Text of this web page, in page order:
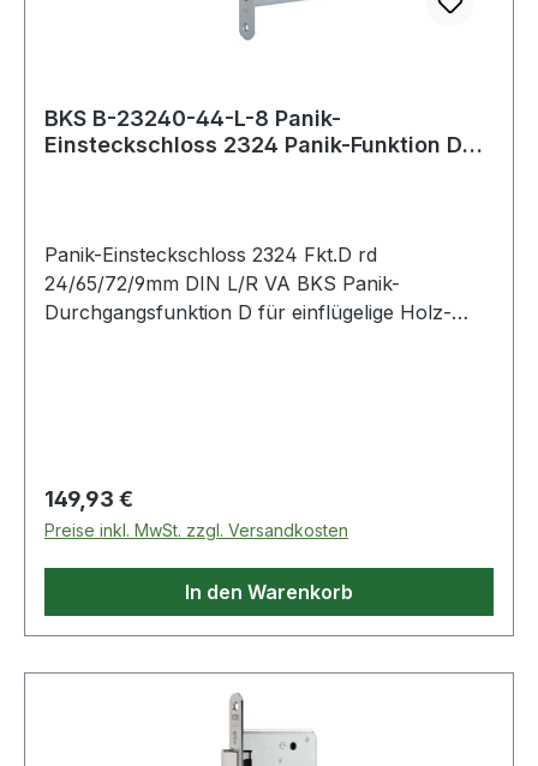
BKS B-23240-44-L-8 Panik-
Einsteckschloss 2324 Panik-Funktion D
Panik-Einsteckschloss 2324 Fkt.D rd
24/65/72/9mm DIN L/R VA BKS Panik-
Durchgangsfunktion D für einflügelige Holz-
1125 (Paniktüren) · Feuerschutzeignung · 1-tourig
· 2-teilige Nuss · vorgerichtet für Profilzylinder ·
Falle und Riegel Stahl · Entfernung 72 mm ·
Vierkant 9 mm · Stulplänge 235 mm · allseitig
geschlossener SchlosskastenWeitere technische
Eigenschaften:· Riegel: Stahl· Norm: DIN 18250·
Riegelausschluss: 20mm· Falle: Stahl
Regulärer Preis:
149,93 €
Preise inkl. MwSt. zzgl. Versandkosten
In den Warenkorb